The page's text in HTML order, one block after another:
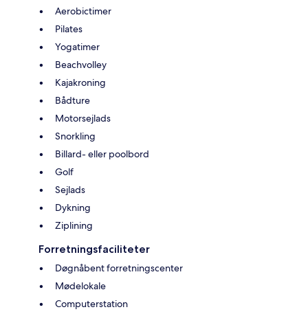
Aerobictimer
Pilates
Yogatimer
Beachvolley
Kajakroning
Bådture
Motorsejlads
Snorkling
Billard- eller poolbord
Golf
Sejlads
Dykning
Ziplining
Forretningsfaciliteter
Døgnåbent forretningscenter
Mødelokale
Computerstation